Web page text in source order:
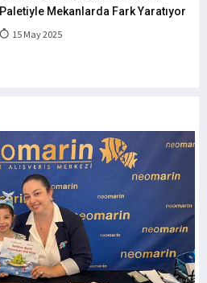
Paletiyle Mekanlarda Fark Yaratıyor
15 May 2025